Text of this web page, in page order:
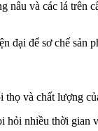
và các lá
để sơ chế sản
và chất lượng
nhiều thời